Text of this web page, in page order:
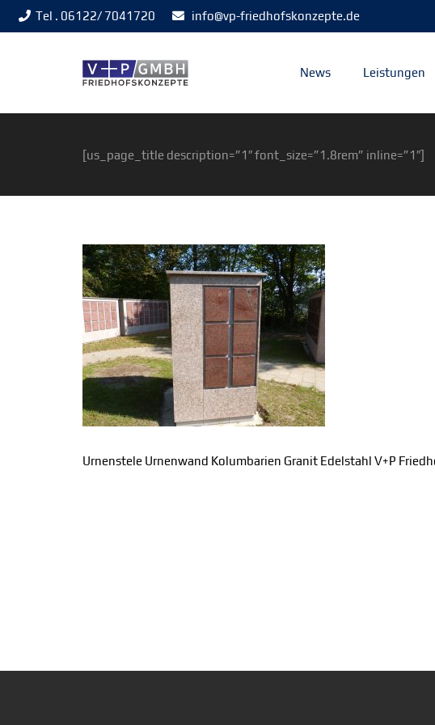
Tel . 06122/ 7041720 info@vp-friedhofskonzepte.de
News Leistungen
[us_page_title description=”1″ font_size=”1.8rem” inline=”1″]
Urnenstele Urnenwand Kolumbarien Granit Edelstahl V+P